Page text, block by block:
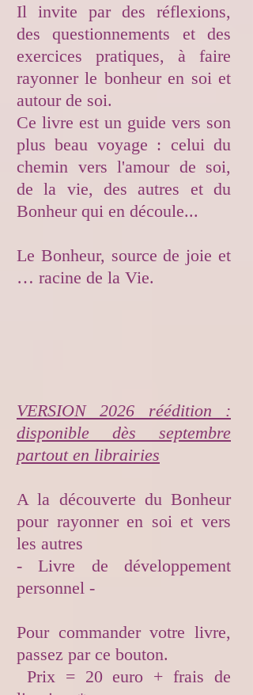
Il invite par des réflexions,
des questionnements et des
exercices pratiques, à faire
rayonner le bonheur en soi et
autour de soi.
Ce livre est un guide vers son
plus beau voyage : celui du
chemin vers l'amour de soi,
de la vie, des autres et du
Bonheur qui en découle...
Le Bonheur, source de joie et
… racine de la Vie.
VERSION 2026 réédition :
disponible dès septembre
partout en librairies​
A la découverte du Bonheur
pour rayonner en soi et vers
les autres
- Livre de développement
personnel -
Pour commander votre livre,
passez par ce bouton.
Prix = 20 euro + frais de